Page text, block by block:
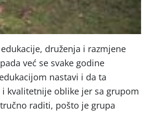
druženja i razmjene
već se svake godine
nastavi i da ta
kvalitetnije oblike jer sa grupom
raditi, pošto je grupa